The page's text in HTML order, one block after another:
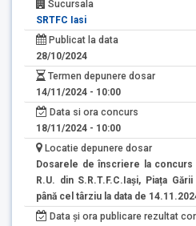
Sucursala
SRTFC Iasi
Publicat la data
28/10/2024
Termen depunere dosar
14/11/2024 - 10:00
Data si ora concurs
18/11/2024 - 10:00
Locatie depunere dosar
Dosarele de înscriere la
R.U. din S.R.T.F.C.Iași, Piața
până cel târziu la data de
Data și ora publicare rezultat